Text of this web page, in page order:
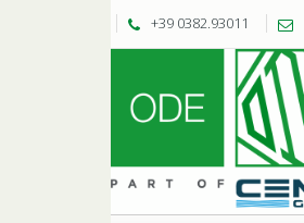
+39 0382.93011